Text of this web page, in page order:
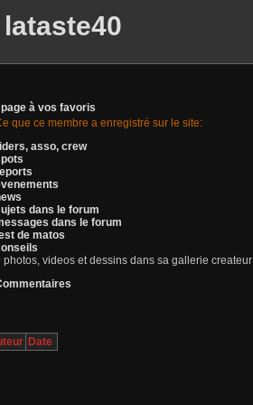
à vos favoris
que ce membre a enregistré sur le site:
asso, crew
dans le forum
dans le forum
de matos
photos, videos et dessins dans sa gallerie createur
Date